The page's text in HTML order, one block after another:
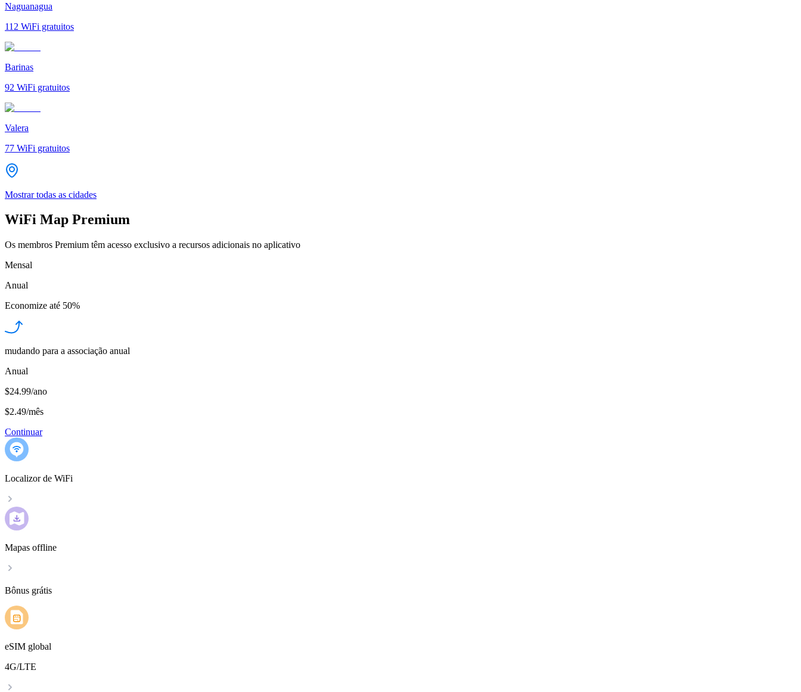
Naguanagua
112 WiFi gratuitos
Barinas
92 WiFi gratuitos
Valera
77 WiFi gratuitos
Mostrar todas as cidades
WiFi Map Premium
Os membros Premium têm acesso exclusivo a recursos adicionais no aplicativo
Mensal
Anual
Economize até 50%
mudando para a associação anual
Anual
$24.99/ano
$2.49/mês
Continuar
Localizor de WiFi
Mapas offline
Bônus grátis
eSIM global
4G/LTE